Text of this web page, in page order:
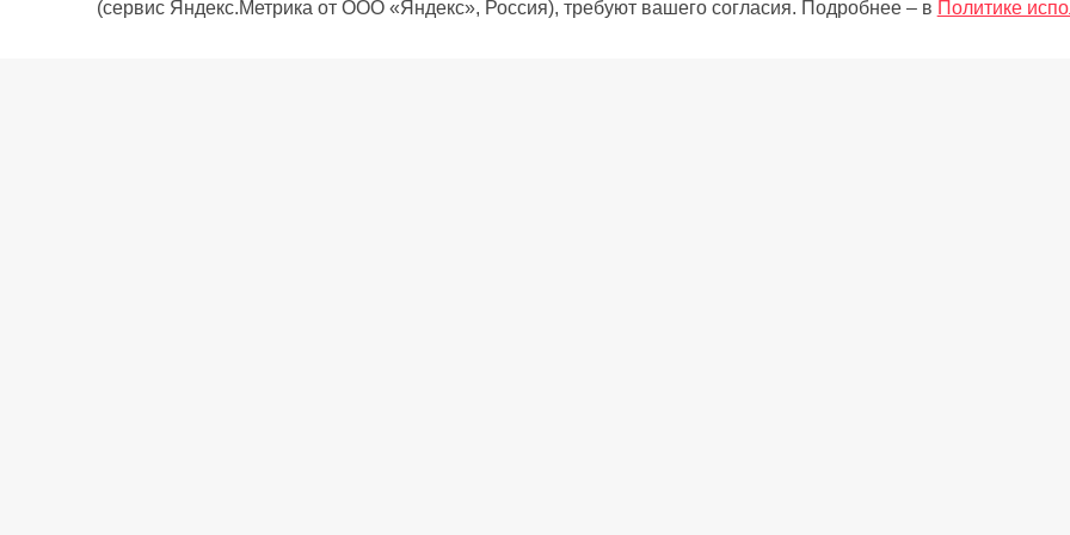
(сервис Яндекс.Метрика от ООО «Яндекс», Россия), требуют вашего согласия. Подробнее – в Политике